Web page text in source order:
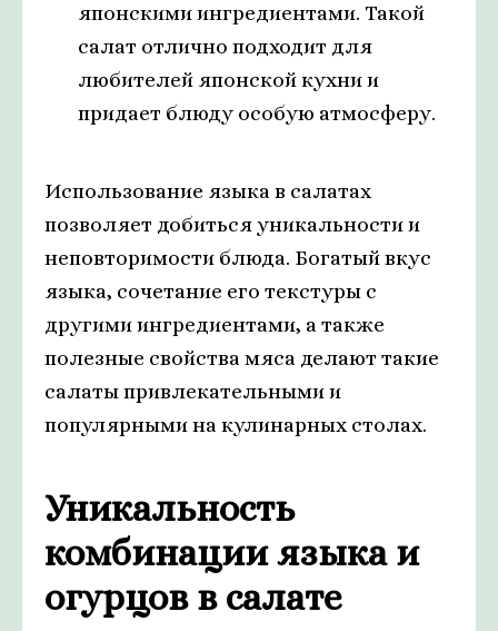
японскими ингредиентами. Такой
салат отлично подходит для
любителей японской кухни и
придает блюду особую атмосферу.
Использование языка в салатах
позволяет добиться уникальности и
неповторимости блюда. Богатый вкус
языка, сочетание его текстуры с
другими ингредиентами, а также
полезные свойства мяса делают такие
салаты привлекательными и
популярными на кулинарных столах.
Уникальность
комбинации языка и
огурцов в салате